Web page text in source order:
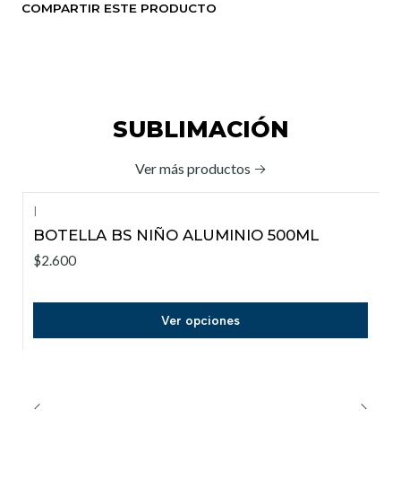
COMPARTIR ESTE PRODUCTO
SUBLIMACIÓN
Ver más productos
|
BOTELLA BS NIÑO ALUMINIO 500ML
$2.600
Ver opciones